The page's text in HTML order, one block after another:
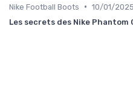
Nike Football Boots • 10/01/2025
Les secrets des Nike Phantom